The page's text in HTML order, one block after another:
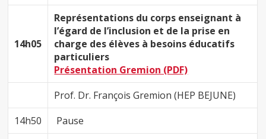
14h05
Représentations du corps enseignant à
l’égard de l’inclusion et de la prise en
charge des élèves à besoins éducatifs
particuliers
Présentation Gremion (PDF)
Prof. Dr. François Gremion (HEP BEJUNE)
14h50
Pause